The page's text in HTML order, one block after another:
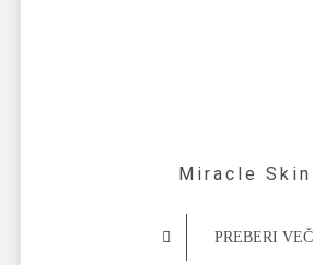
Miracle Skin
PREBERI VEČ